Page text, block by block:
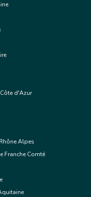
d'Azur
Alpes
Franche Comté